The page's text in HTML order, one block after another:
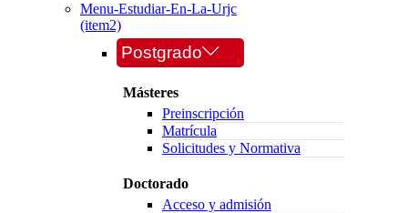
Menu-Estudiar-En-La-Urjc
(item2)
Postgrado
Másteres
Preinscripción
Matrícula
Solicitudes y Normativa
Doctorado
Acceso y admisión